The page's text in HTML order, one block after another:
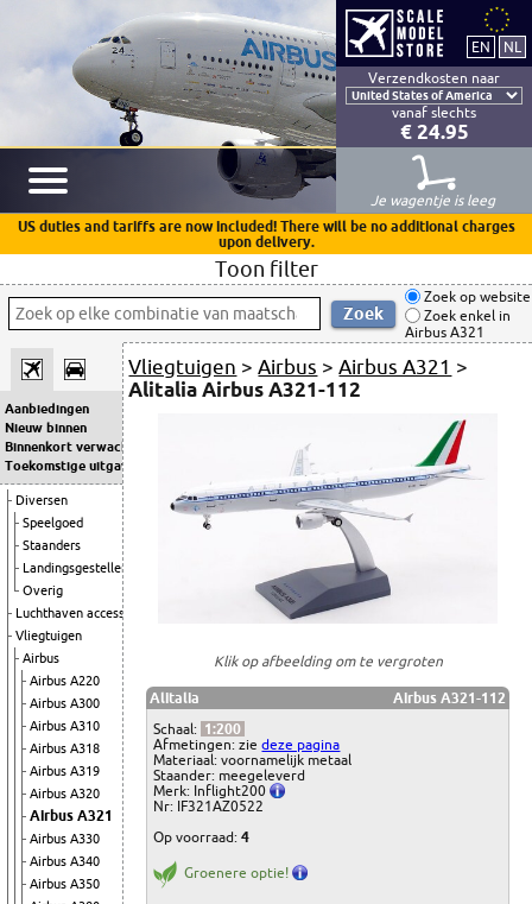
Verzendkosten naar
vanaf slechts
€ 24.95
Je wagentje is leeg
US duties and tariffs are now included! There will be no additional charges
upon delivery.
Toon filter
Zoek op website
Zoek enkel in
Airbus A321
Aanbiedingen
Nieuw binnen
Binnenkort verwacht
Toekomstige uitgaven
Diversen
Speelgoed
Staanders
Landingsgestellen
Overig
Luchthaven accessoires
Vliegtuigen
Airbus
Airbus A220
Airbus A300
Airbus A310
Airbus A318
Airbus A319
Airbus A320
Airbus A321
Airbus A330
Airbus A340
Airbus A350
Vliegtuigen >Airbus >Airbus A321 >
Alitalia Airbus A321-112
Klik op afbeelding om te vergroten
Alitalia
Airbus A321-112
Schaal: 1:200
Afmetingen: ziedeze pagina
Materiaal: voornamelijk metaal
Staander: meegeleverd
Merk: Inflight200
Nr: IF321AZ0522
Op voorraad:4
Groenere optie!